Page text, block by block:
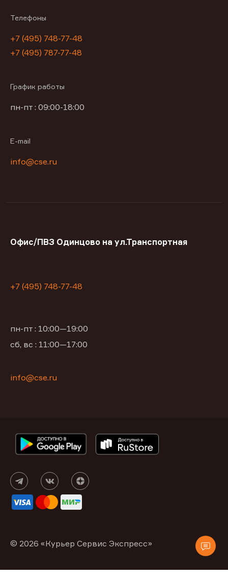
Телефоны
+7 (495) 748-77-48
+7 (495) 787-77-48
График работы
пн-пт : 09:00-18:00
E-mail
info@cse.ru
Офис/ПВЗ Одинцово на ул.Транспортная
+7 (495) 748-77-48
пн-пт : 10:00—19:00
сб, вс : 11:00—17:00
info@cse.ru
© 2026 «Курьер Сервис Экспресс»